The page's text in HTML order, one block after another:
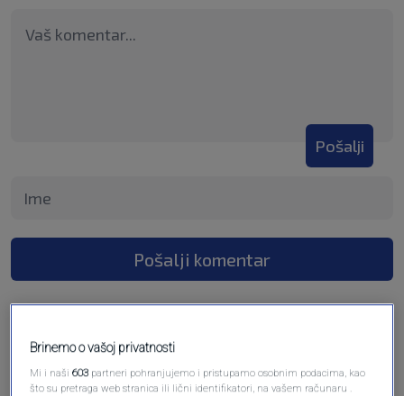
Pošalji
Pošalji komentar
Brinemo o vašoj privatnosti
Mi i naši603 partneri pohranjujemo i pristupamo osobnim podacima, kao
što su pretraga web stranica ili lični identifikatori, na vašem računaru .